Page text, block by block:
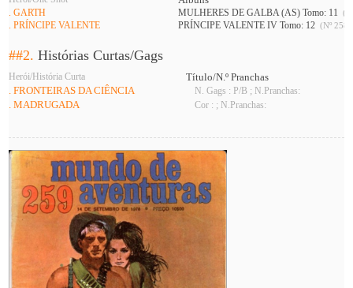
. GARTH MULHERES DE GALBA (AS) Tomo: 11
. PRÍNCIPE VALENTE PRÍNCIPE VALENTE IV Tomo: 12 (Nº 258
##2.Histórias Curtas/Gags
Herói/História Curta
Título/N.º Pranchas
. FRONTEIRAS DA CIÊNCIA
N. Gags : P/B ; N.Pranchas:
. MADRUGADA Cor : ; N.Pranchas: